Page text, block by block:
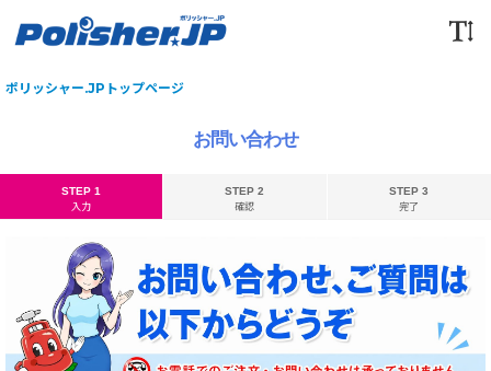
ポリッシャー.JPトップページ
お問い合わせ
STEP 1
入力
STEP 2
確認
STEP 3
完了